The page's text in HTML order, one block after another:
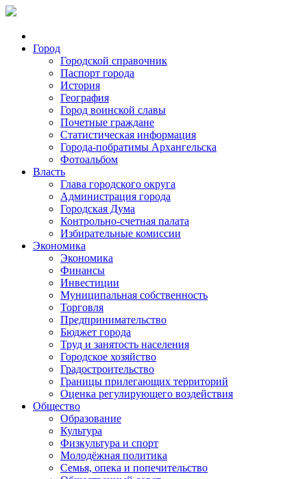
Город
Городской справочник
Паспорт города
История
География
Город воинской славы
Почетные граждане
Статистическая информация
Города-побратимы Архангельска
Фотоальбом
Власть
Глава городского округа
Администрация города
Городская Дума
Контрольно-счетная палата
Избирательные комиссии
Экономика
Экономика
Финансы
Инвестиции
Муниципальная собственность
Торговля
Предпринимательство
Бюджет города
Труд и занятость населения
Городское хозяйство
Градостроительство
Границы прилегающих территорий
Оценка регулирующего воздействия
Общество
Образование
Культура
Физкультура и спорт
Молодёжная политика
Семья, опека и попечительство